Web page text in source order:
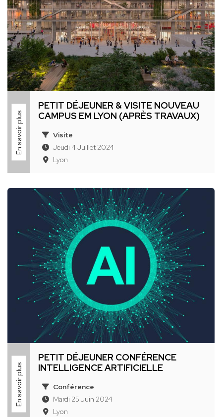
En savoir plus
PETIT DÉJEUNER & VISITE NOUVEAU
CAMPUS EM LYON (APRÈS TRAVAUX)
Visite
Jeudi 4 Juillet 2024
Lyon
En savoir plus
PETIT DÉJEUNER CONFÉRENCE
INTELLIGENCE ARTIFICIELLE
Conférence
Mardi 25 Juin 2024
Lyon